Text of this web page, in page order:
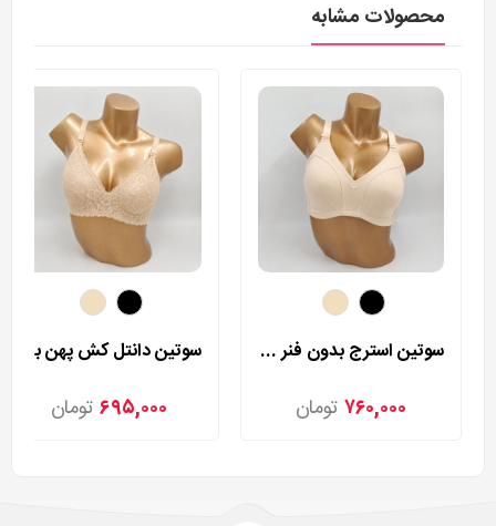
محصولات مشابه
سوتین استرج بدون فنر مردی مدل 255
۷۶۰,۰۰۰ تومان
سوتین دانتل کش پهن بدون فنر مردی مدل 400
۶۹۵,۰۰۰ تومان